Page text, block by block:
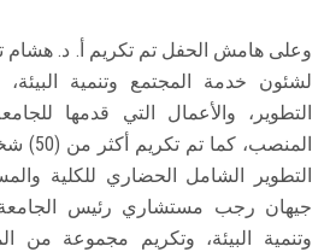
وعلى هامش الحفل تم تكريم أ. د. هشام
لشئون خدمة المجتمع وتنمية
التطوير، والأعمال التي قدمها
التطوير الشامل الحضاري للكلية
جيهان رجب مستشاري رئيس
وتنمية البيئة، وتكريم مجموعة من